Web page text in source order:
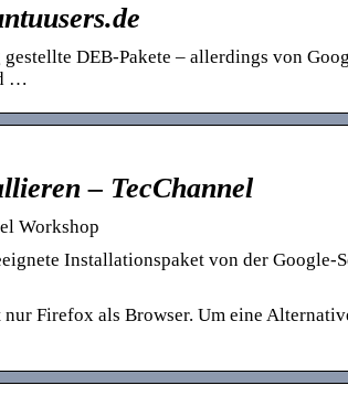
DEB-Pakete – allerdings von
…
– TecChannel
Workshop
Installationspaket von der Google-
Firefox als Browser. Um eine